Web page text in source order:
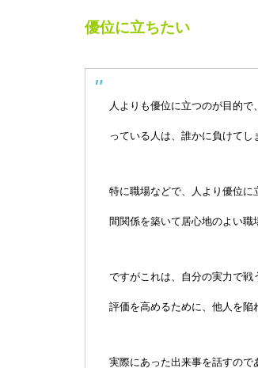
優位に立ちたい
人よりも優位に立つのが目的
っている人は、誰かに負けてし
特に職場などで、人より優位に
間関係を築いて居心地のよい職
ですがこれは、自分の実力で
評価を高めるために、他人を陥
実際にあった出来事を話すので